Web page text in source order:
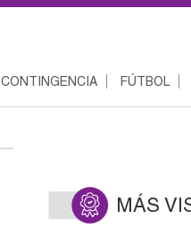
CONTINGENCIA FÚTBOL
MÁS